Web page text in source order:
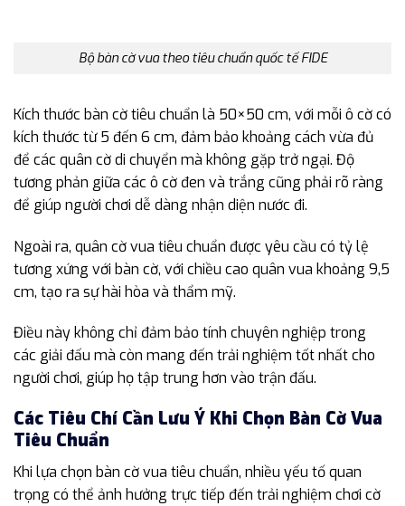
Bộ bàn cờ vua theo tiêu chuẩn quốc tế FIDE
Kích thước bàn cờ tiêu chuẩn là 50×50 cm, với mỗi ô cờ có
kích thước từ 5 đến 6 cm, đảm bảo khoảng cách vừa đủ
để các quân cờ di chuyển mà không gặp trở ngại. Độ
tương phản giữa các ô cờ đen và trắng cũng phải rõ ràng
để giúp người chơi dễ dàng nhận diện nước đi.
Ngoài ra, quân cờ vua tiêu chuẩn được yêu cầu có tỷ lệ
tương xứng với bàn cờ, với chiều cao quân vua khoảng 9,5
cm, tạo ra sự hài hòa và thẩm mỹ.
Điều này không chỉ đảm bảo tính chuyên nghiệp trong
các giải đấu mà còn mang đến trải nghiệm tốt nhất cho
người chơi, giúp họ tập trung hơn vào trận đấu.
Các Tiêu Chí Cần Lưu Ý Khi Chọn Bàn Cờ Vua
Tiêu Chuẩn
Khi lựa chọn bàn cờ vua tiêu chuẩn, nhiều yếu tố quan
trọng có thể ảnh hưởng trực tiếp đến trải nghiệm chơi cờ